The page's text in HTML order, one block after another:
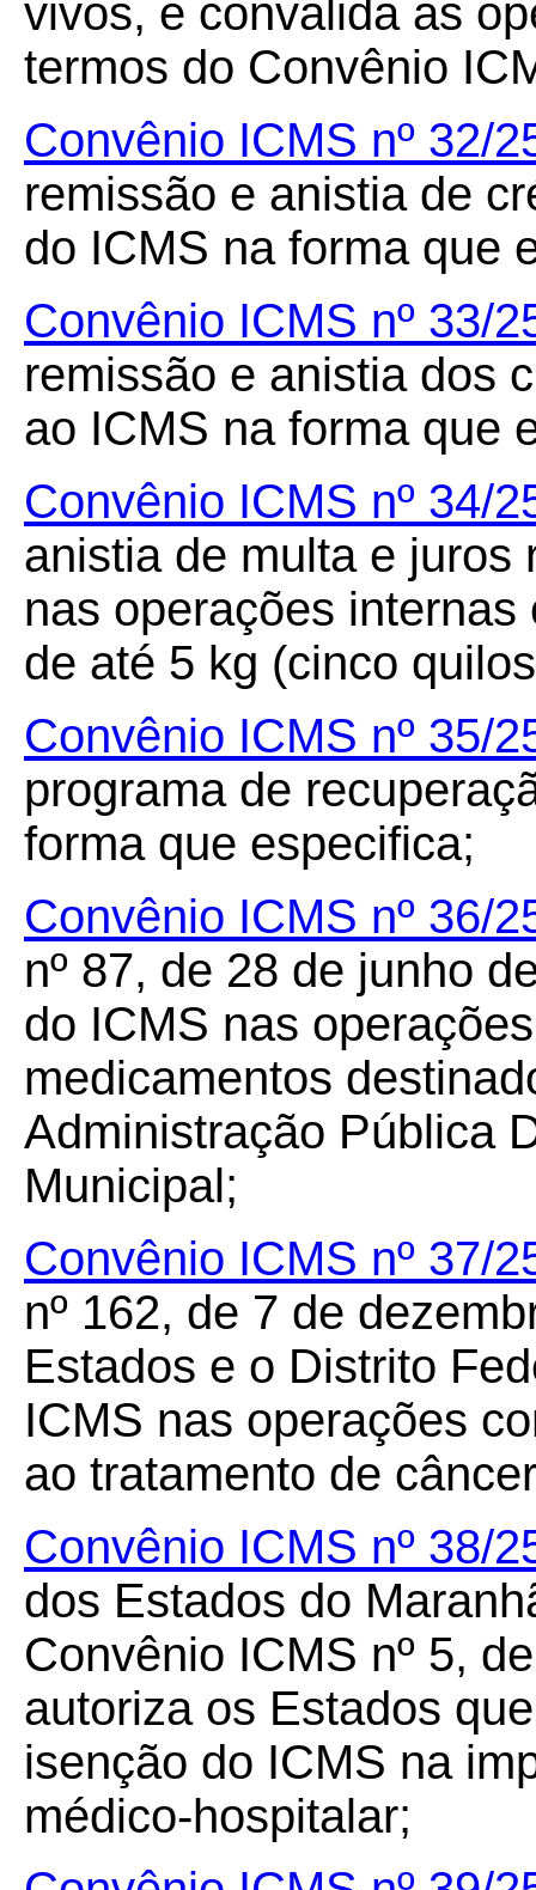
vivos, e convalida as
termos do Convênio
Convênio ICMS nº 32/
remissão e anistia de
do ICMS na forma que
Convênio ICMS nº 33/
remissão e anistia dos
ao ICMS na forma que
Convênio ICMS nº 34/
anistia de multa e juros
nas operações
de até 5 kg (cinco
Convênio ICMS nº 35/
programa de
forma que especifica;
Convênio ICMS nº 36/
nº 87, de 28 de junho
do ICMS nas
medicamentos
Administração Pública
Municipal;
Convênio ICMS nº 37/
nº 162, de 7 de
Estados e o Distrito
ICMS nas operações
ao tratamento de
Convênio ICMS nº 38/
dos Estados do
Convênio ICMS nº 5,
autoriza os Estados
isenção do ICMS na
médico-hospitalar;